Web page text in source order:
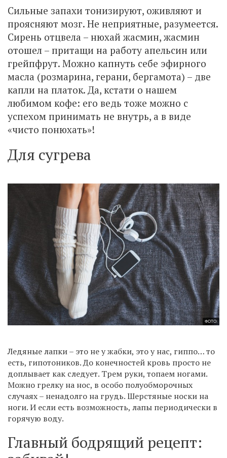
Сильные запахи тонизируют, оживляют и
проясняют мозг. Не неприятные, разумеется.
Сирень отцвела – нюхай жасмин, жасмин
отошел – притащи на работу апельсин или
грейпфрут. Можно капнуть себе эфирного
масла (розмарина, герани, бергамота) – две
капли на платок. Да, кстати о нашем
любимом кофе: его ведь тоже можно с
успехом принимать не внутрь, а в виде
«чисто понюхать»!
Для сугрева
ФОТО:
Ледяные лапки – это не у жабки, это у нас, гиппо… то
есть, гипотоников. До конечностей кровь просто не
доплывает как следует. Трем руки, топаем ногами.
Можно грелку на нос, в особо полуобморочных
случаях – ненадолго на грудь. Шерстяные носки на
ноги. И если есть возможность, лапы периодически в
горячую воду.
Главный бодрящий рецепт: